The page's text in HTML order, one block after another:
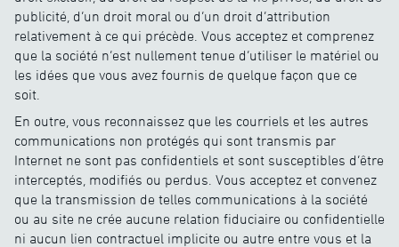
publicité, d’un droit moral ou d’un droit d’attribution
relativement à ce qui précède. Vous acceptez et comprenez
que la société n’est nullement tenue d’utiliser le matériel ou
les idées que vous avez fournis de quelque façon que ce
soit.
En outre, vous reconnaissez que les courriels et les autres
communications non protégés qui sont transmis par
Internet ne sont pas confidentiels et sont susceptibles d’être
interceptés, modifiés ou perdus. Vous acceptez et convenez
que la transmission de telles communications à la société
ou au site ne crée aucune relation fiduciaire ou confidentielle
ni aucun lien contractuel implicite ou autre entre vous et la